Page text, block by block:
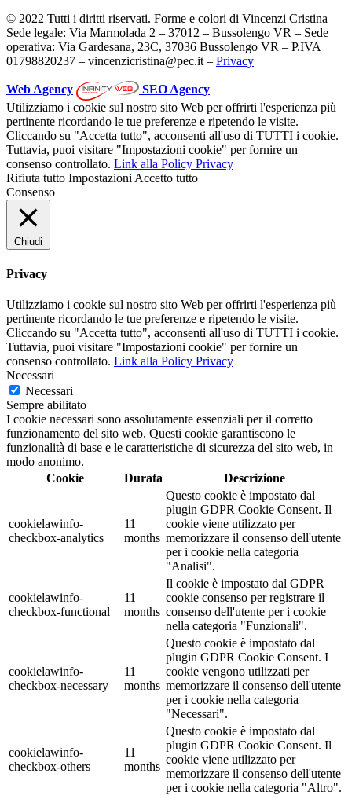
© 2022 Tutti i diritti riservati. Forme e colori di Vincenzi Cristina
Sede legale: Via Marmolada 2 – 37012 – Bussolengo VR – Sede
operativa: Via Gardesana, 23C, 37036 Bussolengo VR – P.IVA
01798820237 – vincenzicristina@pec.it – Privacy
Web Agency
SEO Agency
Utilizziamo i cookie sul nostro sito Web per offrirti l'esperienza più
pertinente ricordando le tue preferenze e ripetendo le visite.
Cliccando su "Accetta tutto", acconsenti all'uso di TUTTI i cookie.
Tuttavia, puoi visitare "Impostazioni cookie" per fornire un
consenso controllato. Link alla Policy Privacy
Rifiuta tutto Impostazioni Accetto tutto
Consenso
Chiudi
Privacy
Utilizziamo i cookie sul nostro sito Web per offrirti l'esperienza più
pertinente ricordando le tue preferenze e ripetendo le visite.
Cliccando su "Accetta tutto", acconsenti all'uso di TUTTI i cookie.
Tuttavia, puoi visitare "Impostazioni cookie" per fornire un
consenso controllato. Link alla Policy Privacy
Necessari
Necessari
Sempre abilitato
I cookie necessari sono assolutamente essenziali per il corretto
funzionamento del sito web. Questi cookie garantiscono le
funzionalità di base e le caratteristiche di sicurezza del sito web, in
modo anonimo.
Cookie
Durata Descrizione
cookielawinfo-
checkbox-analytics
11
months
Questo cookie è impostato dal
plugin GDPR Cookie Consent. Il
cookie viene utilizzato per
memorizzare il consenso dell'utente
per i cookie nella categoria
"Analisi".
cookielawinfo-
checkbox-functional
11
months
Il cookie è impostato dal GDPR
cookie consenso per registrare il
consenso dell'utente per i cookie
nella categoria "Funzionali".
cookielawinfo-
checkbox-necessary
11
months
Questo cookie è impostato dal
plugin GDPR Cookie Consent. I
cookie vengono utilizzati per
memorizzare il consenso dell'utente
per i cookie nella categoria
"Necessari".
cookielawinfo-
checkbox-others
11
months
Questo cookie è impostato dal
plugin GDPR Cookie Consent. Il
cookie viene utilizzato per
memorizzare il consenso dell'utente
per i cookie nella categoria "Altro".